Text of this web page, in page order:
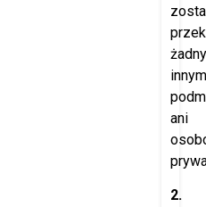
innym
ani
2.